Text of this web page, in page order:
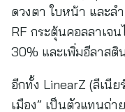
ดวงตา ใบหน้า และล
RF กระตุ้นคอลลาเจ
30% และเพิ่มอีลาสติ
อีกทั้ง LinearZ (ลีเนี
เมือง” เป็นตัวแทนถ่า